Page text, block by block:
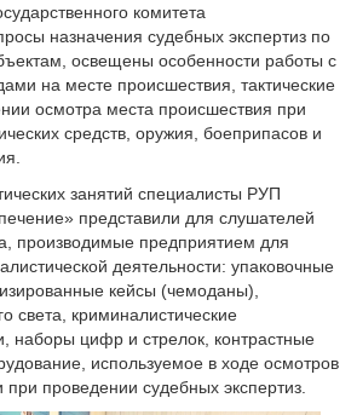
комитета
назначения судебных экспертиз по
освещены особенности работы с
на месте происшествия, тактические
осмотра места происшествия при
средств, оружия, боеприпасов и
занятий специалисты РУП
представили для слушателей
производимые предприятием для
деятельности: упаковочные
кейсы (чемоданы),
света, криминалистические
наборы цифр и стрелок, контрастные
используемое в ходе осмотров
проведении судебных экспертиз.